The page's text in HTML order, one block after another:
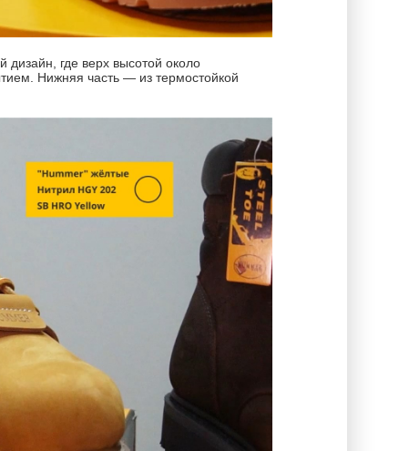
где верх высотой около
Нижняя часть — из термостойкой